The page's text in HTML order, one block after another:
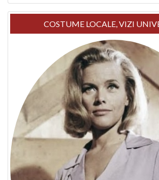
COSTUME LOCALE, VIZI